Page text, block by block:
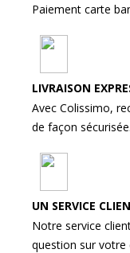
Paiement carte
LIVRAISON
Avec Colissimo,
de façon sécurisée.
UN SERVICE
Notre service
question sur votre